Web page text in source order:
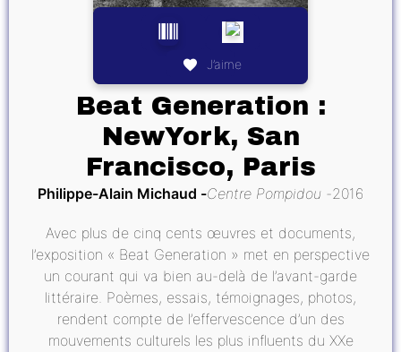
J’aime
Beat Generation :
NewYork, San
Francisco, Paris
Philippe-Alain Michaud Centre Pompidou 2016
Avec plus de cinq cents œuvres et documents,
l’exposition « Beat Generation » met en perspective
un courant qui va bien au-delà de l’avant-garde
littéraire. Poèmes, essais, témoignages, photos,
rendent compte de l’effervescence d’un des
mouvements culturels les plus influents du XXe